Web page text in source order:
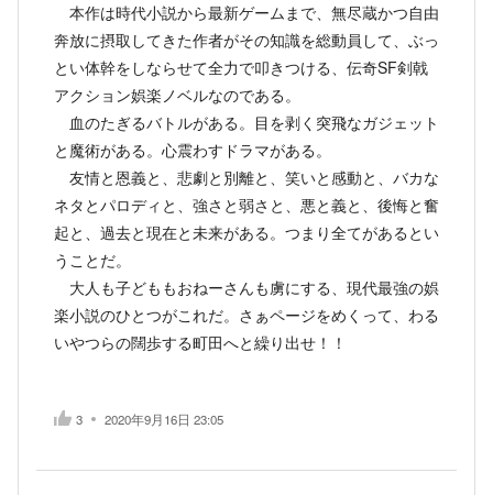
本作は時代小説から最新ゲームまで、無尽蔵かつ自由
奔放に摂取してきた作者がその知識を総動員して、ぶっ
とい体幹をしならせて全力で叩きつける、伝奇SF剣戟
アクション娯楽ノベルなのである。
血のたぎるバトルがある。目を剥く突飛なガジェット
と魔術がある。心震わすドラマがある。
友情と恩義と、悲劇と別離と、笑いと感動と、バカな
ネタとパロディと、強さと弱さと、悪と義と、後悔と奮
起と、過去と現在と未来がある。つまり全てがあるとい
うことだ。
大人も子どももおねーさんも虜にする、現代最強の娯
楽小説のひとつがこれだ。さぁページをめくって、わる
いやつらの闊歩する町田へと繰り出せ！！
3 2020年9月16日 23:05